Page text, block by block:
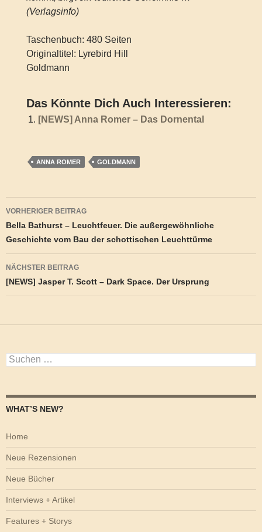
(Verlagsinfo)
Taschenbuch: 480 Seiten
Originaltitel: Lyrebird Hill
Goldmann
Das Könnte Dich Auch Interessieren:
[NEWS] Anna Romer – Das Dornental
ANNA ROMER GOLDMANN
Beitragsnavigation
VORHERIGER BEITRAG
Bella Bathurst – Leuchtfeuer. Die außergewöhnliche
Geschichte vom Bau der schottischen Leuchttürme
NÄCHSTER BEITRAG
[NEWS] Jasper T. Scott – Dark Space. Der Ursprung
Suchen
nach:
WHAT’S NEW?
Home
Neue Rezensionen
Neue Bücher
Interviews + Artikel
Features + Storys